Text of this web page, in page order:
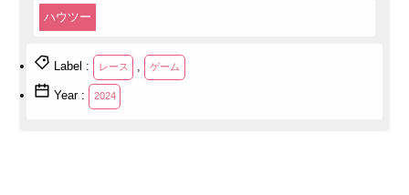
ハウツー
Label : レース , ゲーム
Year : 2024